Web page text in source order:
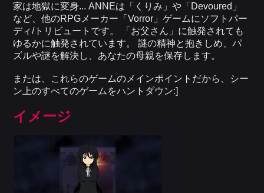
家は地獄に変身... ANNEは「くりみ」や「Devoured」
など、他のRPGメーカー「Vorror」ゲームにソフトパー
ディ/トリビュートです。 「お父さん」に触発されても
ゆるかに触発されています。 謎の精神と抱きしめ、パ
ズルや謎を解決し、あなたの母親を保存します。
または、これらのゲームのメインポイントだから、シー
ン上のすべてのゲームをハントダウン:]
イメージ